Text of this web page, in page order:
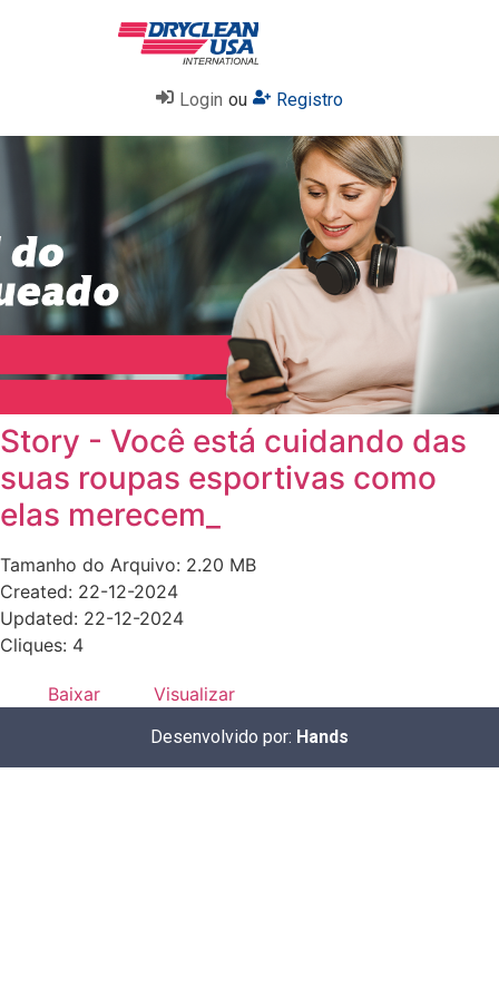
Login ou Registro
Story - Você está cuidando das
suas roupas esportivas como
elas merecem_
Tamanho do Arquivo: 2.20 MB
Created: 22-12-2024
Updated: 22-12-2024
Cliques: 4
Baixar Visualizar
Desenvolvido por: Hands